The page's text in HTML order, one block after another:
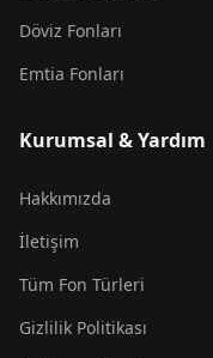
Döviz Fonları
Emtia Fonları
Kurumsal & Yardım
Hakkımızda
İletişim
Tüm Fon Türleri
Gizlilik Politikası